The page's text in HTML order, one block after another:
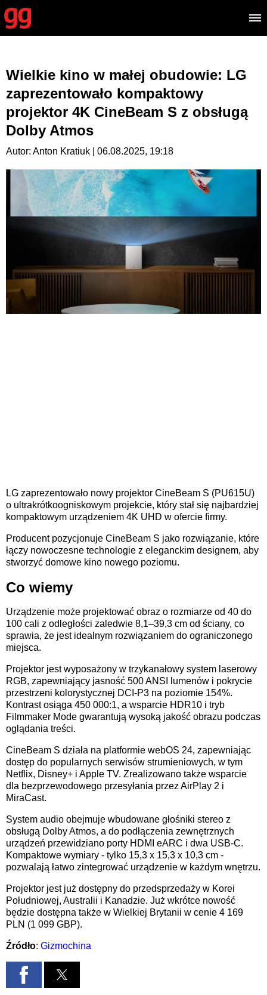
Wielkie kino w małej obudowie: LG
zaprezentowało kompaktowy
projektor 4K CineBeam S z obsługą
Dolby Atmos
Autor: Anton Kratiuk | 06.08.2025, 19:18
LG zaprezentowało nowy projektor CineBeam S (PU615U)
o ultrakrótkoogniskowym projekcie, który stał się najbardziej
kompaktowym urządzeniem 4K UHD w ofercie firmy.
Producent pozycjonuje CineBeam S jako rozwiązanie, które
łączy nowoczesne technologie z eleganckim designem, aby
stworzyć domowe kino nowego poziomu.
Co wiemy
Urządzenie może projektować obraz o rozmiarze od 40 do
100 cali z odległości zaledwie 8,1–39,3 cm od ściany, co
sprawia, że jest idealnym rozwiązaniem do ograniczonego
miejsca.
Projektor jest wyposażony w trzykanałowy system laserowy
RGB, zapewniający jasność 500 ANSI lumenów i pokrycie
przestrzeni kolorystycznej DCI-P3 na poziomie 154%.
Kontrast osiąga 450 000:1, a wsparcie HDR10 i tryb
Filmmaker Mode gwarantują wysoką jakość obrazu podczas
oglądania treści.
CineBeam S działa na platformie webOS 24, zapewniając
dostęp do popularnych serwisów strumieniowych, w tym
Netflix, Disney+ i Apple TV. Zrealizowano także wsparcie
dla bezprzewodowego przesyłania przez AirPlay 2 i
MiraCast.
System audio obejmuje wbudowane głośniki stereo z
obsługą Dolby Atmos, a do podłączenia zewnętrznych
urządzeń przewidziano porty HDMI eARC i dwa USB-C.
Kompaktowe wymiary - tylko 15,3 x 15,3 x 10,3 cm -
pozwalają łatwo zintegrować urządzenie w każdym wnętrzu.
Projektor jest już dostępny do przedsprzedaży w Korei
Południowej, Australii i Kanadzie. Już wkrótce nowość
będzie dostępna także w Wielkiej Brytanii w cenie 4 169
PLN (1 099 GBP).
Źródło: Gizmochina